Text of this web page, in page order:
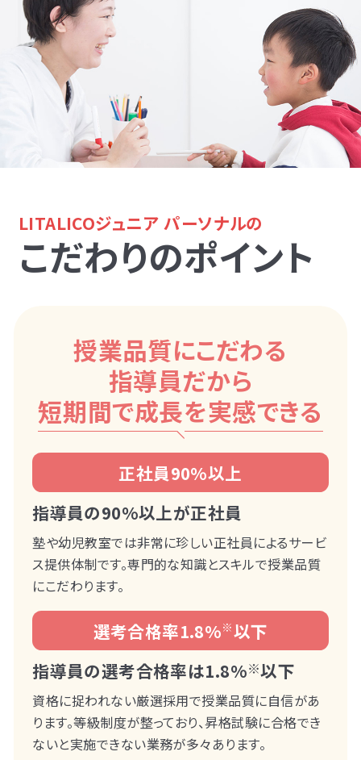
LITALICOジュニア パーソナルの
こだわりのポイント
授業品質にこだわる
指導員だから
短期間で成長を実感できる
正社員90%以上
指導員の90%以上が正社員
塾や幼児教室では非常に珍しい正社員によるサービ
ス提供体制です。専門的な知識とスキルで授業品質
にこだわります。
選考合格率1.8%※以下
指導員の選考合格率は1.8%※以下
資格に捉われない厳選採用で授業品質に自信があ
ります。等級制度が整っており、昇格試験に合格でき
ないと実施できない業務が多々あります。